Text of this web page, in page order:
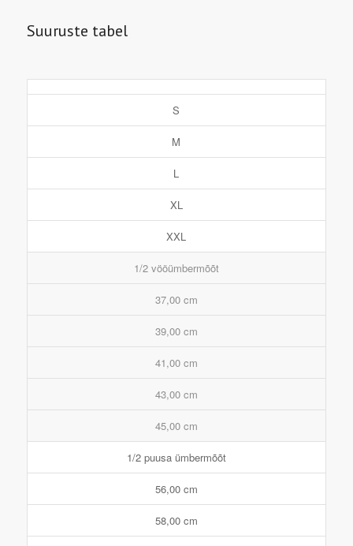
Suuruste tabel
S
M
L
XL
XXL
1/2 vööümbermõõt
37,00 cm
39,00 cm
41,00 cm
43,00 cm
45,00 cm
1/2 puusa ümbermõõt
56,00 cm
58,00 cm